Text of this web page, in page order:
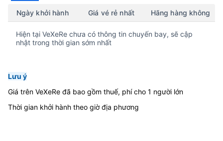
Ngày khởi hành Giá vé rẻ nhất Hãng hàng không
Hiện tại VeXeRe chưa có thông tin chuyến bay, sẽ cập
nhật trong thời gian sớm nhất
Lưu ý
Giá trên VeXeRe đã bao gồm thuế, phí cho 1 người lớn
Thời gian khởi hành theo giờ địa phương